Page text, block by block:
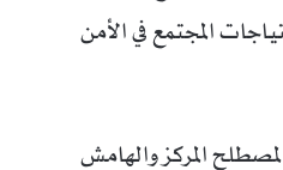
المجتمع في الأمن
المركز والهامش